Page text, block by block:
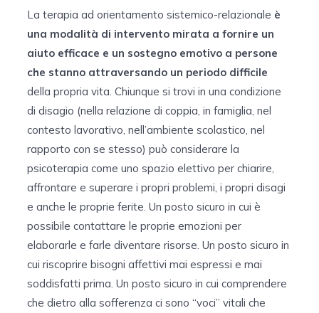
La terapia ad orientamento sistemico-relazionale è
una modalità di intervento mirata a fornire un
aiuto efficace e un sostegno emotivo a persone
che stanno attraversando un periodo difficile
della propria vita. Chiunque si trovi in una condizione
di disagio (nella relazione di coppia, in famiglia, nel
contesto lavorativo, nell’ambiente scolastico, nel
rapporto con se stesso) può considerare la
psicoterapia come uno spazio elettivo per chiarire,
affrontare e superare i propri problemi, i propri disagi
e anche le proprie ferite. Un posto sicuro in cui è
possibile contattare le proprie emozioni per
elaborarle e farle diventare risorse. Un posto sicuro in
cui riscoprire bisogni affettivi mai espressi e mai
soddisfatti prima. Un posto sicuro in cui comprendere
che dietro alla sofferenza ci sono “voci” vitali che